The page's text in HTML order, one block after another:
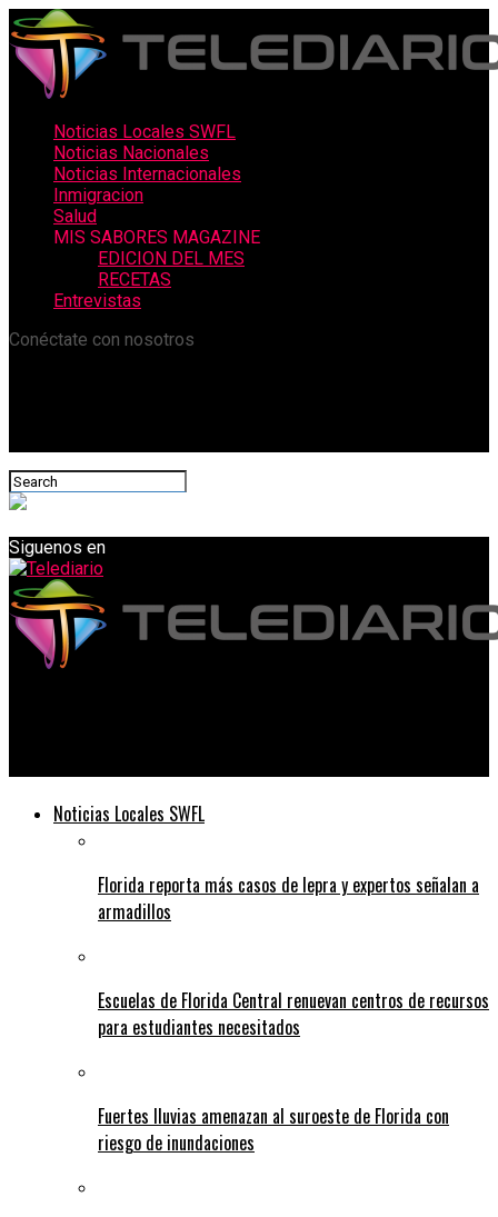
Noticias Locales SWFL
Noticias Nacionales
Noticias Internacionales
Inmigracion
Salud
MIS SABORES MAGAZINE
EDICION DEL MES
RECETAS
Entrevistas
Conéctate con nosotros
Siguenos en
Noticias Locales SWFL
Florida reporta más casos de lepra y expertos señalan a
armadillos
Escuelas de Florida Central renuevan centros de recursos
para estudiantes necesitados
Fuertes lluvias amenazan al suroeste de Florida con
riesgo de inundaciones